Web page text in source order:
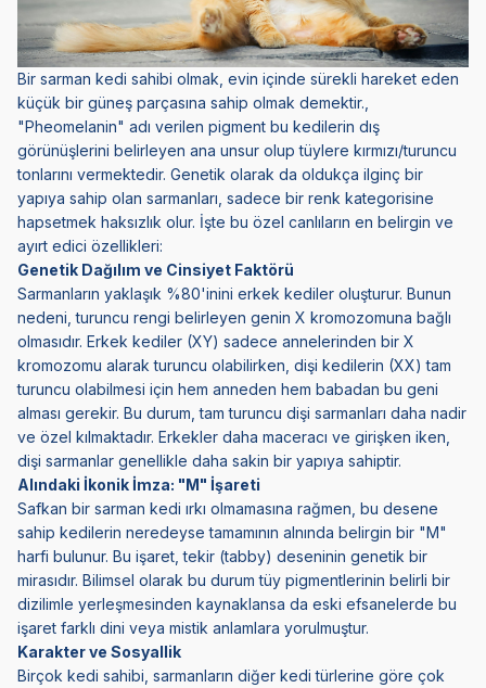
Bir sarman kedi sahibi olmak, evin içinde sürekli hareket eden
küçük bir güneş parçasına sahip olmak demektir.,
"Pheomelanin" adı verilen pigment bu kedilerin dış
görünüşlerini belirleyen ana unsur olup tüylere kırmızı/turuncu
tonlarını vermektedir. Genetik olarak da oldukça ilginç bir
yapıya sahip olan sarmanları, sadece bir renk kategorisine
hapsetmek haksızlık olur. İşte bu özel canlıların en belirgin ve
ayırt edici özellikleri:
Genetik Dağılım ve Cinsiyet Faktörü
Sarmanların yaklaşık %80'inini erkek kediler oluşturur. Bunun
nedeni, turuncu rengi belirleyen genin X kromozomuna bağlı
olmasıdır. Erkek kediler (XY) sadece annelerinden bir X
kromozomu alarak turuncu olabilirken, dişi kedilerin (XX) tam
turuncu olabilmesi için hem anneden hem babadan bu geni
alması gerekir. Bu durum, tam turuncu dişi sarmanları daha nadir
ve özel kılmaktadır. Erkekler daha maceracı ve girişken iken,
dişi sarmanlar genellikle daha sakin bir yapıya sahiptir.
Alındaki İkonik İmza: "M" İşareti
Safkan bir sarman kedi ırkı olmamasına rağmen, bu desene
sahip kedilerin neredeyse tamamının alnında belirgin bir "M"
harfi bulunur. Bu işaret, tekir (tabby) deseninin genetik bir
mirasıdır. Bilimsel olarak bu durum tüy pigmentlerinin belirli bir
dizilimle yerleşmesinden kaynaklansa da eski efsanelerde bu
işaret farklı dini veya mistik anlamlara yorulmuştur.
Karakter ve Sosyallik
Birçok kedi sahibi, sarmanların diğer kedi türlerine göre çok